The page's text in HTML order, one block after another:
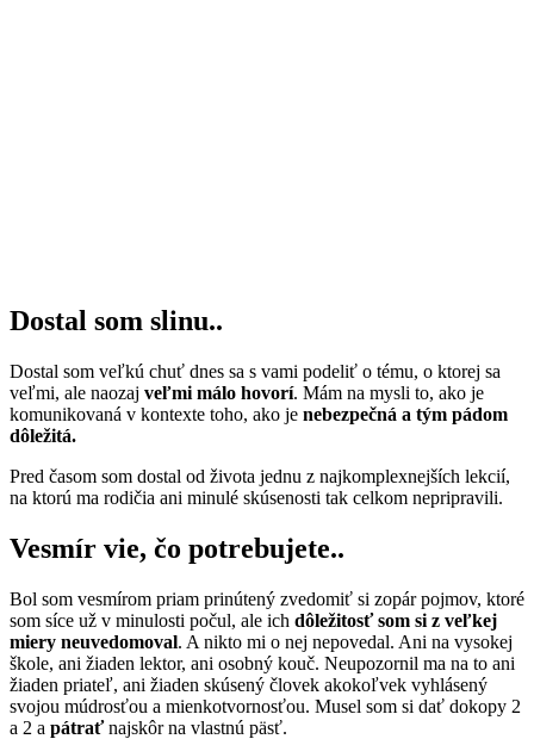
Dostal som slinu..
Dostal som veľkú chuť dnes sa s vami podeliť o tému, o ktorej sa
veľmi, ale naozaj veľmi málo hovorí. Mám na mysli to, ako je
komunikovaná v kontexte toho, ako je nebezpečná a tým pádom
dôležitá.
Pred časom som dostal od života jednu z najkomplexnejších lekcií,
na ktorú ma rodičia ani minulé skúsenosti tak celkom nepripravili.
Vesmír vie, čo potrebujete..
Bol som vesmírom priam prinútený zvedomiť si zopár pojmov, ktoré
som síce už v minulosti počul, ale ich dôležitosť som si z veľkej
miery neuvedomoval. A nikto mi o nej nepovedal. Ani na vysokej
škole, ani žiaden lektor, ani osobný kouč. Neupozornil ma na to ani
žiaden priateľ, ani žiaden skúsený človek akokoľvek vyhlásený
svojou múdrosťou a mienkotvornosťou. Musel som si dať dokopy 2
a 2 a pátraťnajskôr na vlastnú päsť.